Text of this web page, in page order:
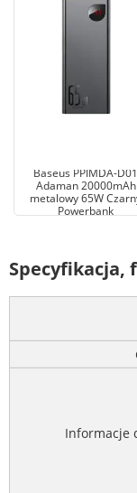
Baseus PPIMDA-D01
Adaman 20000mAh
metalowy 65W
Powerbank
Specyfikacja,
Informacje